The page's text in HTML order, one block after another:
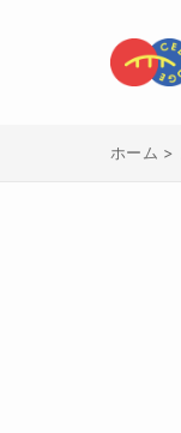
ホーム >